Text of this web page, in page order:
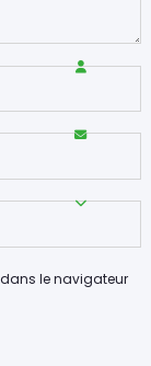
le navigateur